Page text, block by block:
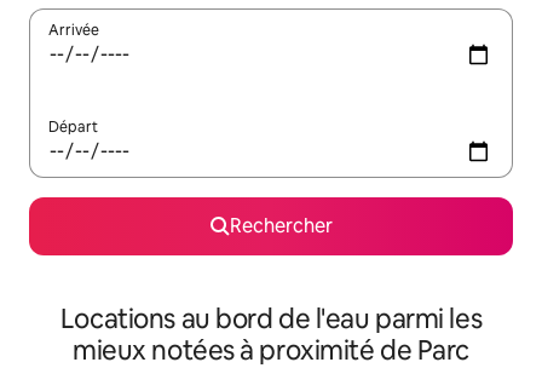
Arrivée
Départ
Rechercher
Locations au bord de l'eau parmi les
mieux notées à proximité de Parc